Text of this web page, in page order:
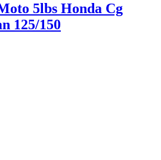
5lbs Honda Cg
125/150